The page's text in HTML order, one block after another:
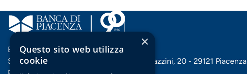
Banca di Piacenza soc. coop. per azioni
Sede centrale e Direzione generale: Via Mazzini, 20 - 29121 Piacenza
×
Questo sito web utilizza
cookie